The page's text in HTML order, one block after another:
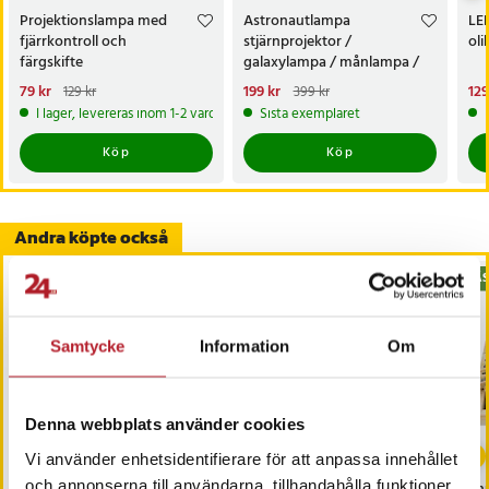
Samtycke Information Om
Denna webbplats använder cookies
Vi använder enhetsidentifierare för att anpassa innehållet
och annonserna till användarna, tillhandahålla funktioner
Projektionslampa med
fjärrkontroll och
färgskifte
Nuvarande pris
79 krTidigare pris:129 kr
79 kr 129 kr
I lager, levereras inom 1-2 vardagar
Köp
Astronautlampa
stjärnprojektor /
galaxylampa / månlampa /
projektorlampa med
fjärrkontroll
Nuvarande pris
199 krTidigare pris
199 kr 399 kr
Sista exemplaret
Köp
Andra köpte också